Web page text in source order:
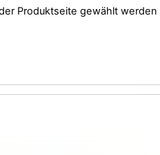
Produktseite gewählt werden